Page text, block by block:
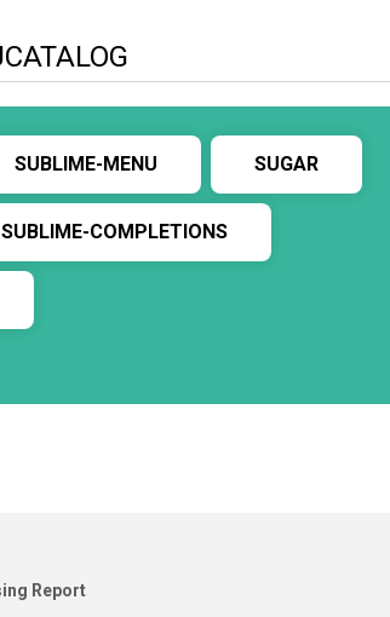
SUBLIME-MENU SUGAR
SUBLIME-COMPLETIONS
Report